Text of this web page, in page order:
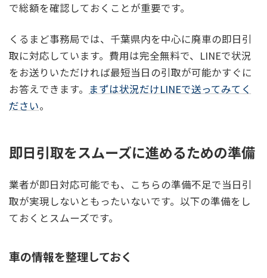
で総額を確認しておくことが重要です。
くるまど事務局では、千葉県内を中心に廃車の即日引
取に対応しています。費用は完全無料で、LINEで状況
をお送りいただければ最短当日の引取が可能かすぐに
お答えできます。 まずは状況だけLINEで送ってみてく
ださい。
即日引取をスムーズに進めるための準備
業者が即日対応可能でも、こちらの準備不足で当日引
取が実現しないともったいないです。以下の準備をし
ておくとスムーズです。
車の情報を整理しておく